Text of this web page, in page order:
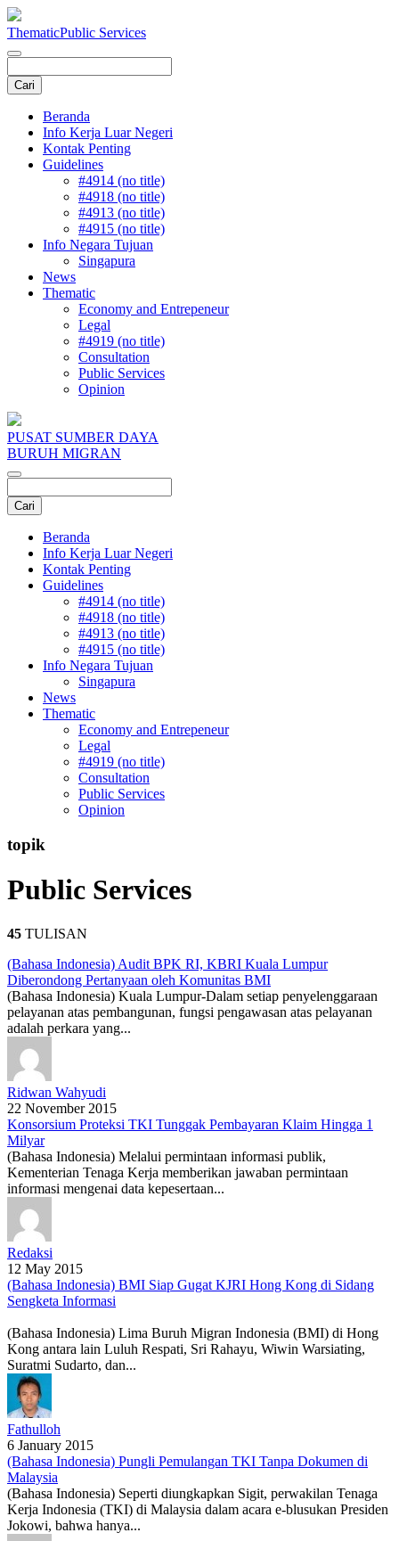
ThematicPublic Services
Beranda
Info Kerja Luar Negeri
Kontak Penting
Guidelines
#4914 (no title)
#4918 (no title)
#4913 (no title)
#4915 (no title)
Info Negara Tujuan
Singapura
News
Thematic
Economy and Entrepeneur
Legal
#4919 (no title)
Consultation
Public Services
Opinion
PUSAT SUMBER DAYA
BURUH MIGRAN
Beranda
Info Kerja Luar Negeri
Kontak Penting
Guidelines
#4914 (no title)
#4918 (no title)
#4913 (no title)
#4915 (no title)
Info Negara Tujuan
Singapura
News
Thematic
Economy and Entrepeneur
Legal
#4919 (no title)
Consultation
Public Services
Opinion
topik
Public Services
45 TULISAN
(Bahasa Indonesia) Audit BPK RI, KBRI Kuala Lumpur
Diberondong Pertanyaan oleh Komunitas BMI
(Bahasa Indonesia) Kuala Lumpur-Dalam setiap penyelenggaraan
pelayanan atas pembangunan, fungsi pengawasan atas pelayanan
adalah perkara yang...
Ridwan Wahyudi
22 November 2015
Konsorsium Proteksi TKI Tunggak Pembayaran Klaim Hingga 1
Milyar
(Bahasa Indonesia) Melalui permintaan informasi publik,
Kementerian Tenaga Kerja memberikan jawaban permintaan
informasi mengenai data kepesertaan...
Redaksi
12 May 2015
(Bahasa Indonesia) BMI Siap Gugat KJRI Hong Kong di Sidang
Sengketa Informasi
(Bahasa Indonesia) Lima Buruh Migran Indonesia (BMI) di Hong
Kong antara lain Luluh Respati, Sri Rahayu, Wiwin Warsiating,
Suratmi Sudarto, dan...
Fathulloh
6 January 2015
(Bahasa Indonesia) Pungli Pemulangan TKI Tanpa Dokumen di
Malaysia
(Bahasa Indonesia) Seperti diungkapkan Sigit, perwakilan Tenaga
Kerja Indonesia (TKI) di Malaysia dalam acara e-blusukan Presiden
Jokowi, bahwa hanya...